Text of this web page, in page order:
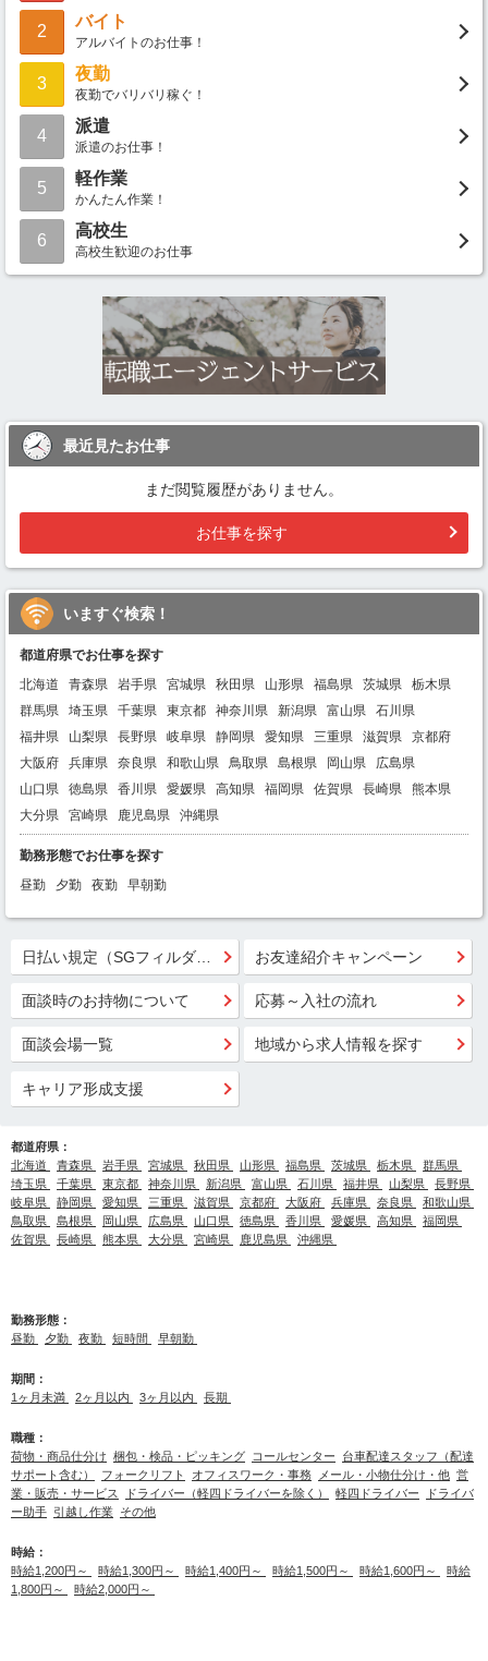
2
バイト
アルバイトのお仕事！
3
夜勤
夜勤でバリバリ稼ぐ！
4
派遣
派遣のお仕事！
5
軽作業
かんたん作業！
6
高校生
高校生歓迎のお仕事
最近見たお仕事
まだ閲覧履歴がありません。
お仕事を探す
いますぐ検索！
都道府県でお仕事を探す
北海道
青森県 岩手県 宮城県 秋田県 山形県 福島県 茨城県
栃木県
群馬県
埼玉県 千葉県 東京都 神奈川県 新潟県 富山県
石川県
福井県
山梨県 長野県 岐阜県 静岡県 愛知県 三重県 滋賀県
京都府
大阪府
兵庫県 奈良県 和歌山県 鳥取県 島根県 岡山県
広島県
山口県
徳島県 香川県 愛媛県 高知県 福岡県 佐賀県 長崎県
熊本県
大分県
宮崎県 鹿児島県 沖縄県
勤務形態でお仕事を探す
昼勤
夕勤 夜勤 早朝勤
お友達紹介キャンペーン
面談時のお持物について 応募～入社の流れ
面談会場一覧 地域から求人情報を探す
キャリア形成支援
都道府県：
北海道
青森県 岩手県 宮城県 秋田県 山形県 福島県 茨城県 栃木県
群馬県
埼玉県
千葉県 東京都 神奈川県 新潟県 富山県 石川県 福井県 山梨県
長野県
岐阜県
静岡県 愛知県 三重県 滋賀県 京都府 大阪府 兵庫県 奈良県
和歌山県
鳥取県
島根県 岡山県 広島県 山口県 徳島県 香川県 愛媛県 高知県
福岡県
佐賀県
長崎県 熊本県 大分県 宮崎県 鹿児島県 沖縄県
勤務形態：
昼勤
夕勤 夜勤 短時間 早朝勤
期間：
1ヶ月未満
2ヶ月以内 3ヶ月以内 長期
職種：
荷物・商品仕分け 梱包・検品・ピッキング コールセンター
台車配達スタッフ（配達
サポート含む）
フォークリフト オフィスワーク・事務 メール・小物仕分け・他 営
業・販売・サービス
ドライバー（軽四ドライバーを除く） 軽四ドライバー
ドライバ
ー助手 引越し作業 その他
時給：
時給1,200円～
時給1,300円～ 時給1,400円～ 時給1,500円～ 時給1,600円～
時給
1,800円～
時給2,000円～